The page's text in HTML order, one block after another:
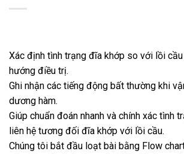
Xác định tình trạng đĩa khớp so với lồi
hướng điều trị.
Ghi nhận các tiếng động bất thường khi
dương hàm.
Giúp chuẩn đoán nhanh và chính xác tình
liên hệ tương đối đĩa khớp với lồi cầu.
Chúng tôi bắt đầu loạt bài bằng Flow